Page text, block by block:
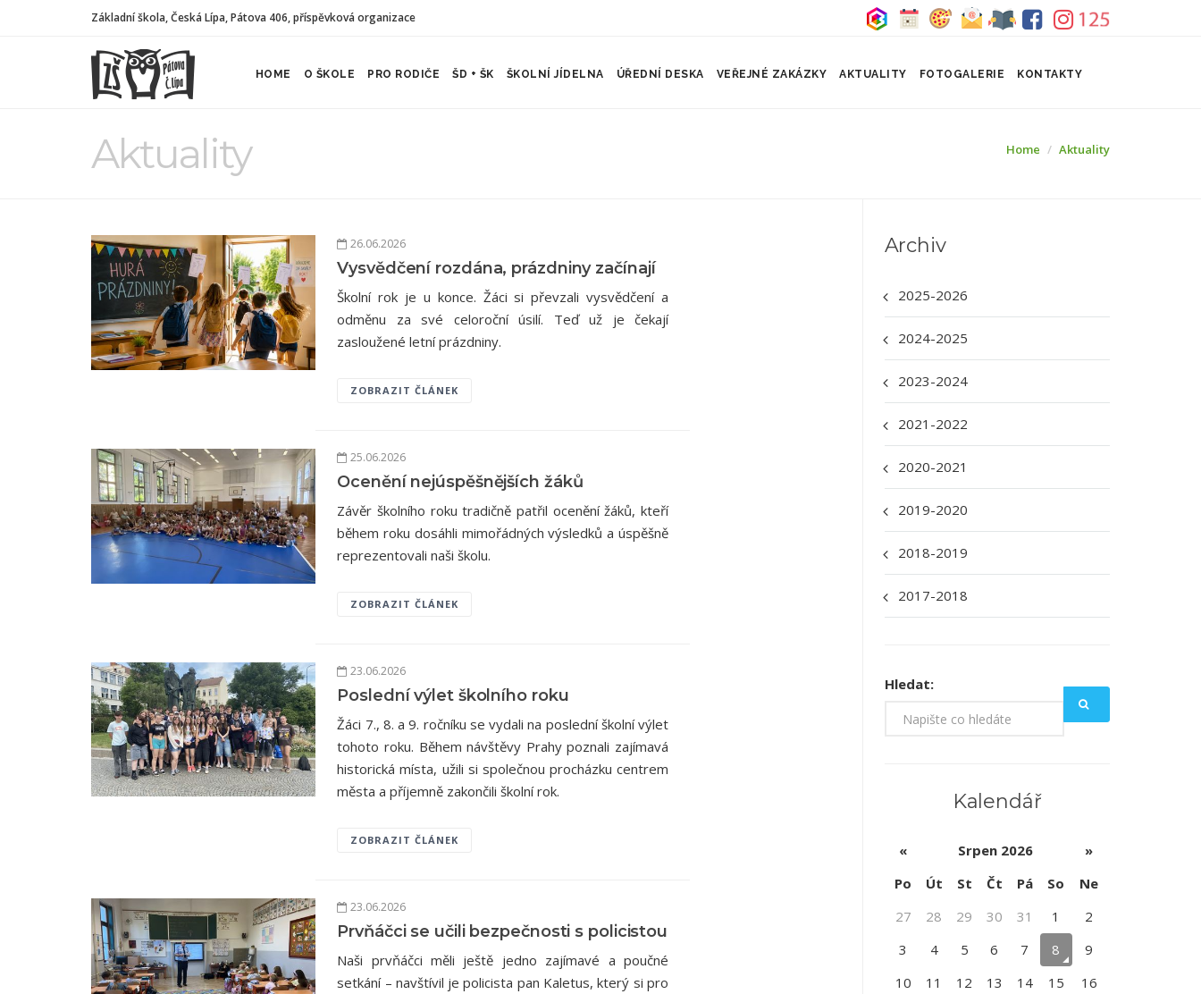
Základní škola, Česká Lípa, Pátova 406, příspěvková organizace
HOME O ŠKOLE PRO RODIČE ŠD + ŠK ŠKOLNÍ JÍDELNA ÚŘEDNÍ DESKA VEŘEJNÉ ZAKÁZKY AKTUALITY FOTOGALERIE KONTAKTY
Aktuality Home Aktuality
26.06.2026
Vysvědčení rozdána, prázdniny začínají
Školní rok je u konce. Žáci si převzali vysvědčení a
odměnu za své celoroční úsilí. Teď už je čekají
zasloužené letní prázdniny.
ZOBRAZIT ČLÁNEK
25.06.2026
Ocenění nejúspěšnějších žáků
Závěr školního roku tradičně patřil ocenění žáků, kteří
během roku dosáhli mimořádných výsledků a úspěšně
reprezentovali naši školu.
ZOBRAZIT ČLÁNEK
23.06.2026
Poslední výlet školního roku
Žáci 7., 8. a 9. ročníku se vydali na poslední školní výlet
tohoto roku. Během návštěvy Prahy poznali zajímavá
historická místa, užili si společnou procházku centrem
města a příjemně zakončili školní rok.
ZOBRAZIT ČLÁNEK
23.06.2026
Prvňáčci se učili bezpečnosti s policistou
Naši prvňáčci měli ještě jedno zajímavé a poučné
setkání – navštívil je policista pan Kaletus, který si pro
Archiv
2025-2026
2024-2025
2023-2024
2021-2022
2020-2021
2019-2020
2018-2019
2017-2018
Hledat:
Kalendář
« Srpen 2026
»
Po
Út St Čt Pá So
Ne
27
28 29 30 31 1
2
3
4 5 6 7 8
9
10
11 12 13 14 15
16